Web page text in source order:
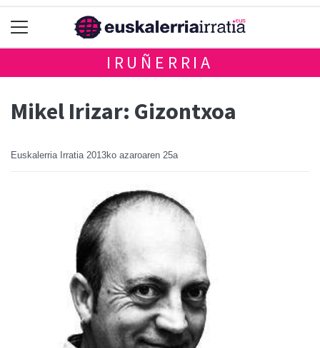
IRUÑERRIA
Mikel Irizar: Gizontxoa
Euskalerria Irratia 2013ko azaroaren 25a